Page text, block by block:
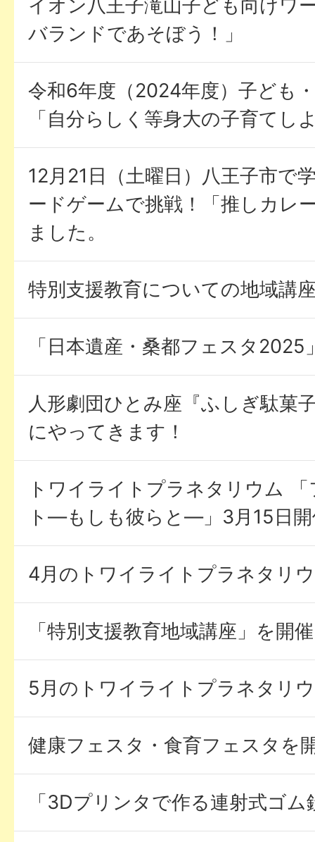
イオン八王子滝山子ども向けワ
バランドであそぼう！」
令和6年度（2024年度）子ども
「自分らしく等身大の子育てし
12月21日（土曜日）八王子市で
ードゲームで挑戦！「推しカレ
ました。
特別支援教育についての地域講
「日本遺産・桑都フェスタ
人形劇団ひとみ座『ふしぎ駄菓
にやってきます！
トワイライトプラネタリウム
ト―もしも彼らと―」3月15日
4月のトワイライトプラネタリ
「特別支援教育地域講座」を開
5月のトワイライトプラネタリ
健康フェスタ・食育フェスタを
「3Dプリンタで作る連射式ゴ